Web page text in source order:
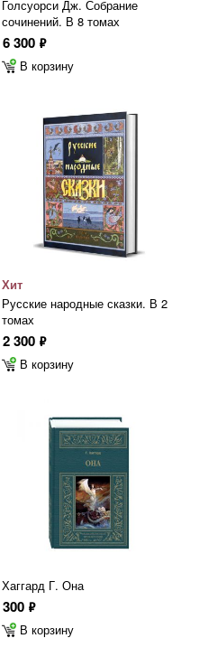
Голсуорси Дж. Собрание
сочинений. В 8 томах
6 300 ф
В корзину
Хит
Русские народные сказки. В 2
томах
2 300 ф
В корзину
Хаггард Г. Она
300 ф
В корзину